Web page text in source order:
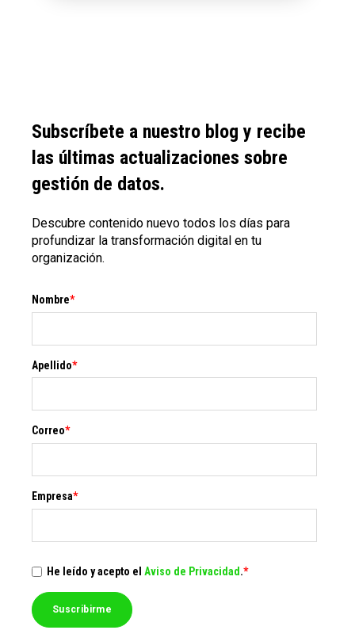
Subscríbete a nuestro blog y recibe
las últimas actualizaciones sobre
gestión de datos.
Descubre contenido nuevo todos los días para
profundizar la transformación digital en tu
organización.
Nombre*
Apellido*
Correo*
Empresa*
He leído y acepto el Aviso de Privacidad.*